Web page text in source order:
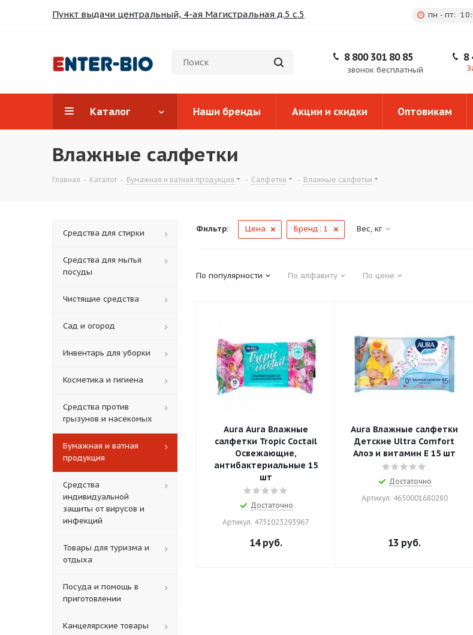
Пункт выдачи центральный, 4-ая Магистральная д.5 с.5 пн - пт:
8 800 301 80 85
звонок бесплатный
8
Каталог Наши бренды Акции и скидки Оптовикам
Влажные салфетки
Главная - Каталог - Бумажная и ватная продукция - Cалфетки - Влажные салфетки
Фильтр: Цена Бренд: 1 Вес, кг
По популярности По алфавиту По цене
Aura Aura Влажные
салфетки Tropic Coctail
Освежающие,
антибактериальные 15
шт
Достаточно
Артикул: 4751023293967
14руб.
Aura Влажные салфетки
Детские Ultra Comfort
Алоэ и витамин Е 15 шт
Достаточно
Артикул: 4650001680280
13 руб.
Средства для стирки
Средства для мытья
посуды
Чистящие средства
Сад и огород
Инвентарь для уборки
Косметика и гигиена
Средства против
грызунов и насекомых
Бумажная и ватная
продукция
Средства
индивидуальной
защиты от вирусов и
инфекций
Товары для туризма и
отдыха
Посуда и помощь в
приготовлении
Канцелярские товары